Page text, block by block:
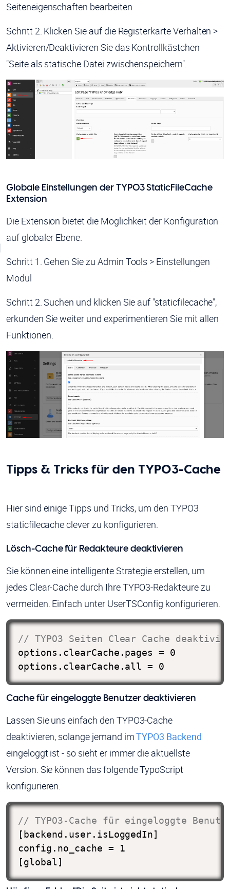
Seiteneigenschaften bearbeiten
Schritt 2. Klicken Sie auf die Registerkarte Verhalten >
Aktivieren/Deaktivieren Sie das Kontrollkästchen
"Seite als statische Datei zwischenspeichern".
Globale Einstellungen der TYPO3 StaticFileCache
Extension
Die Extension bietet die Möglichkeit der Konfiguration
auf globaler Ebene.
Schritt 1. Gehen Sie zu Admin Tools > Einstellungen
Modul
Schritt 2. Suchen und klicken Sie auf "staticfilecache",
erkunden Sie weiter und experimentieren Sie mit allen
Funktionen.
Tipps & Tricks für den TYPO3-Cache
Hier sind einige Tipps und Tricks, um den TYPO3
staticfilecache clever zu konfigurieren.
Lösch-Cache für Redakteure deaktivieren
Sie können eine intelligente Strategie erstellen, um
jedes Clear-Cache durch Ihre TYPO3-Redakteure zu
vermeiden. Einfach unter UserTSConfig konfigurieren.
// TYPO3 Seiten Clear Cache
options.clearCache.pages = 0
options.clearCache.all = 0
Cache für eingeloggte Benutzer deaktivieren
Lassen Sie uns einfach den TYPO3-Cache
deaktivieren, solange jemand imTYPO3 Backend
eingeloggt ist - so sieht er immer die aktuellste
Version. Sie können das folgende TypoScript
konfigurieren.
// TYPO3-Cache für eingeloggte
[backend.user.isLoggedIn]
config.no_cache = 1
[global]